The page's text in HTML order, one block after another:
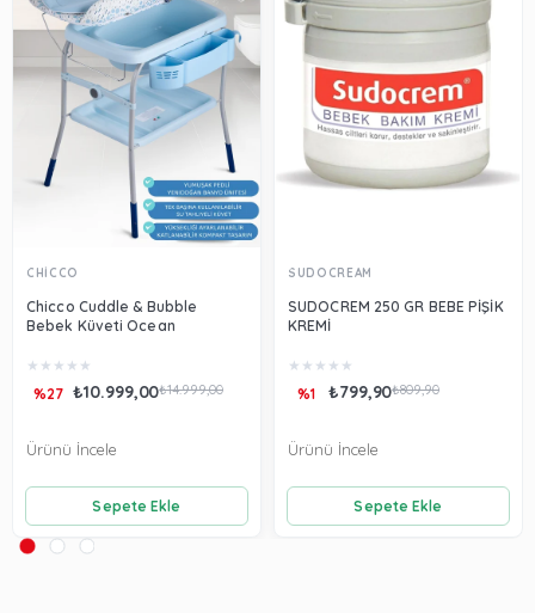
CHİCCO
Chicco Cuddle & Bubble
Bebek Küveti Ocean
★ ★ ★ ★ ★
₺10.999,00₺14.999,00
%27
Sepete Ekle
Ürünü İncele
SUDOCREAM
SUDOCREM 250 GR BEBE PİŞİK
KREMİ
★ ★ ★ ★ ★
₺799,90₺809,90
%1
Sepete Ekle
Ürünü İncele